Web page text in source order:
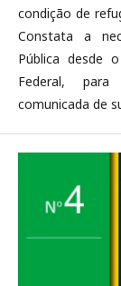
condição de
Constata a
Pública desde
Federal,
comunicada de